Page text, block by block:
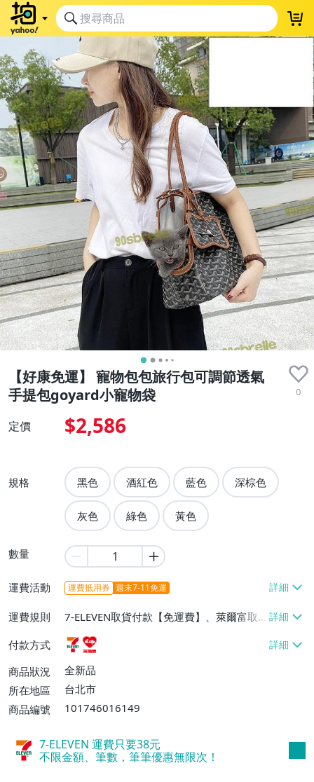
【好康免運】 寵物包包旅行包可調節透氣
手提包goyard小寵物袋
0
定價 $2,586
規格 黑色 酒紅色 藍色 深棕色
灰色 綠色 黃色
數量
運費活動 運費抵用券 週末7-11免運
運費規則
7-ELEVEN取貨付款【免運費】、萊爾富取
貨付款【免運費】
付款方式
商品狀況
全新品
所在地區
台北市
商品編號
101746016149
7-ELEVEN 運費只要38元
不限金額、筆數，筆筆優惠無限次！